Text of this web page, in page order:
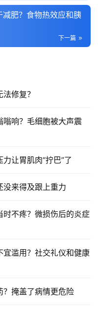
肥？食物热效应和胰
下一篇
修复？
嗡响？毛细胞被大声震
让胃肌肉“拧巴”了
没来得及跟上重力
时不疼？微损伤后的炎症
宜滥用？社交礼仪和健康
？掩盖了病情更危险